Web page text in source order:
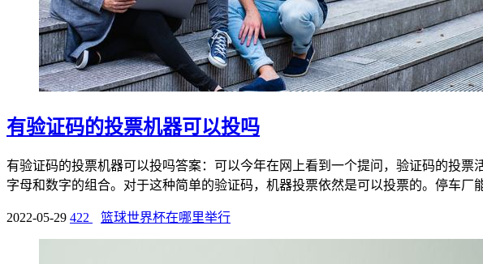
有验证码的投票机器可以投吗
有验证码的投票机器可以投吗答案：可以今年在网上看到一个提问，验证码的投
字母和数字的组合。对于这种简单的验证码，机器投票依然是可以投票的。停车厂
2022-05-29 422 篮球世界杯在哪里举行